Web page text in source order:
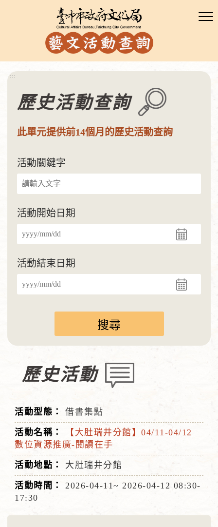
:::
歷史活動查詢
此單元提供前14個月的歷史活動查詢
活動關鍵字
活動開始日期
活動結束日期
歷史活動
借書集點
【大肚瑞井分館】04/11-04/12
數位資源推廣-閱讀在手
大肚瑞井分館
2026-04-11~ 2026-04-12 08:30-
17:30